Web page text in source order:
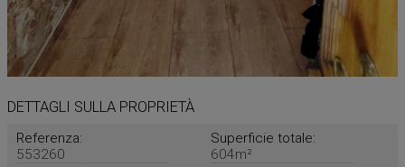
DETTAGLI SULLA PROPRIETÀ
Referenza:
553260
Superficie totale:
604m²